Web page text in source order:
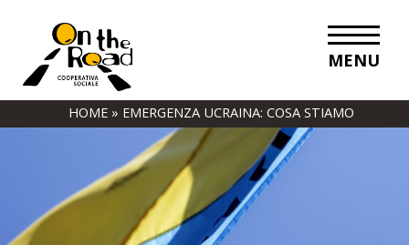
MENU
HOME » EMERGENZA UCRAINA: COSA STIAMO
FACENDO E COSA PUOI FARE